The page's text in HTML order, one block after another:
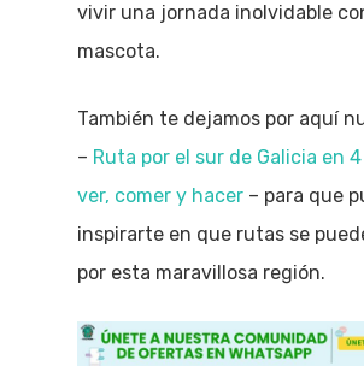
vivir una jornada inolvidable
mascota.
También te dejamos por aquí
– Ruta por el sur de Galicia en
ver, comer y hacer – para que
inspirarte en que rutas se
por esta maravillosa región.